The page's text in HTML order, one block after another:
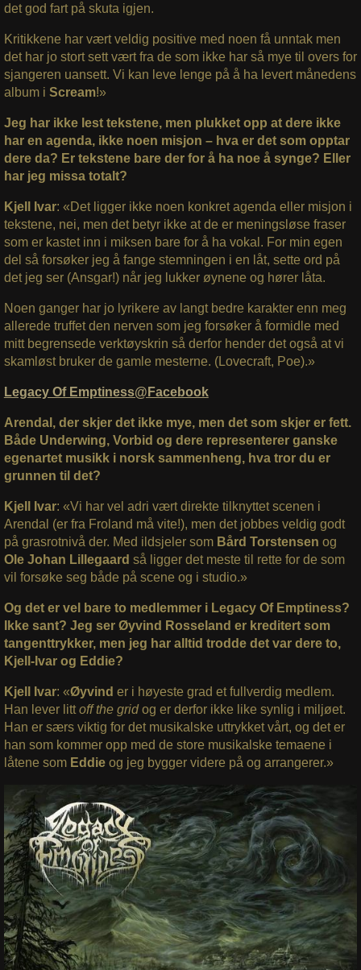
det god fart på skuta igjen.
Kritikkene har vært veldig positive med noen få unntak men
det har jo stort sett vært fra de som ikke har så mye til overs for
sjangeren uansett. Vi kan leve lenge på å ha levert månedens
album i Scream!»
Jeg har ikke lest tekstene, men plukket opp at dere ikke
har en agenda, ikke noen misjon – hva er det som opptar
dere da? Er tekstene bare der for å ha noe å synge? Eller
har jeg missa totalt?
Kjell Ivar: «Det ligger ikke noen konkret agenda eller misjon i
tekstene, nei, men det betyr ikke at de er meningsløse fraser
som er kastet inn i miksen bare for å ha vokal. For min egen
del så forsøker jeg å fange stemningen i en låt, sette ord på
det jeg ser (Ansgar!) når jeg lukker øynene og hører låta.
Noen ganger har jo lyrikere av langt bedre karakter enn meg
allerede truffet den nerven som jeg forsøker å formidle med
mitt begrensede verktøyskrin så derfor hender det også at vi
skamløst bruker de gamle mesterne. (Lovecraft, Poe).»
Legacy Of Emptiness@Facebook
Arendal, der skjer det ikke mye, men det som skjer er fett.
Både Underwing, Vorbid og dere representerer ganske
egenartet musikk i norsk sammenheng, hva tror du er
grunnen til det?
Kjell Ivar: «Vi har vel adri vært direkte tilknyttet scenen i
Arendal (er fra Froland må vite!), men det jobbes veldig godt
på grasrotnivå der. Med ildsjeler som Bård Torstensen og
Ole Johan Lillegaard så ligger det meste til rette for de som
vil forsøke seg både på scene og i studio.»
Og det er vel bare to medlemmer i Legacy Of Emptiness?
Ikke sant? Jeg ser Øyvind Rosseland er kreditert som
tangenttrykker, men jeg har alltid trodde det var dere to,
Kjell-Ivar og Eddie?
Kjell Ivar: «Øyvind er i høyeste grad et fullverdig medlem.
Han lever littoff the gridog er derfor ikke like synlig i miljøet.
Han er særs viktig for det musikalske uttrykket vårt, og det er
han som kommer opp med de store musikalske temaene i
låtene som Eddie og jeg bygger videre på og arrangerer.»